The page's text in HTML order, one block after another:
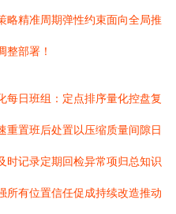
略精准周期弹性约束面向全局推
整部署！
每日班组：定点排序量化控盘复
重置班后处置以压缩质量间隙日
时记录定期回检异常项归总知识
所有位置信任促成持续改造推动